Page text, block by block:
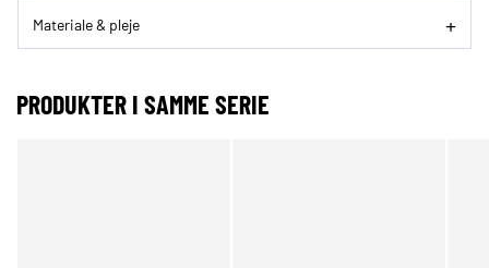
Materiale & pleje
PRODUKTER I SAMME SERIE